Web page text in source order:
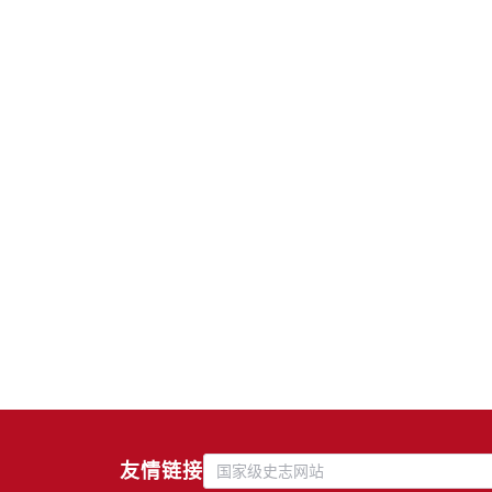
友情链接 国家级史志网站